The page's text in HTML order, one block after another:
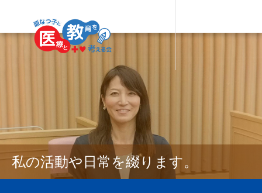
私の活動や日常を綴ります。